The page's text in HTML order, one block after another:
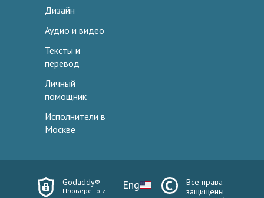
Дизайн
Аудио и видео
Тексты и
перевод
Личный
помощник
Исполнители в
Москве
Godaddy®
Проверено и
Eng
Все права
защищены